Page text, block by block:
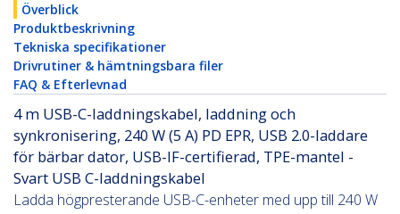
Överblick
Produktbeskrivning
Tekniska specifikationer
Drivrutiner & hämtningsbara filer
FAQ & Efterlevnad
4 m USB-C-laddningskabel, laddning och
synkronisering, 240 W (5 A) PD EPR, USB 2.0-laddare
för bärbar dator, USB-IF-certifierad, TPE-mantel -
Svart USB C-laddningskabel
Ladda högpresterande USB-C-enheter med upp till 240 W